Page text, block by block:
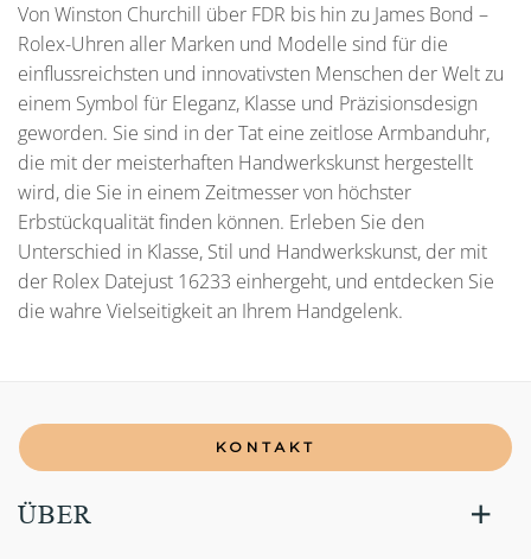
Von Winston Churchill über FDR bis hin zu James Bond –
Rolex-Uhren aller Marken und Modelle sind für die
einflussreichsten und innovativsten Menschen der Welt zu
einem Symbol für Eleganz, Klasse und Präzisionsdesign
geworden. Sie sind in der Tat eine zeitlose Armbanduhr,
die mit der meisterhaften Handwerkskunst hergestellt
wird, die Sie in einem Zeitmesser von höchster
Erbstückqualität finden können. Erleben Sie den
Unterschied in Klasse, Stil und Handwerkskunst, der mit
der Rolex Datejust 16233 einhergeht, und entdecken Sie
die wahre Vielseitigkeit an Ihrem Handgelenk.
KONTAKT
ÜBER